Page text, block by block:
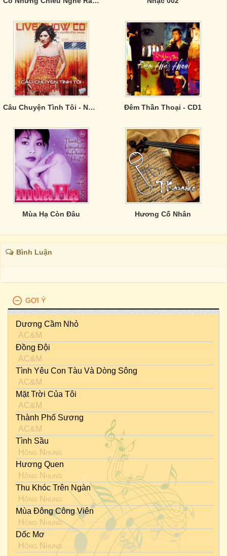
Câu Chuyện Tình Tôi - Nguyễn Hồng Nhung Đêm Thần Thoại - CD1
Mùa Hạ Còn Đâu Hương Cố Nhân
Bình Luận
GỢI Ý
Dương Cầm Nhỏ
AC&M
Đồng Đội
AC&M
Tình Yêu Con Tàu Và Dòng Sông
AC&M
Mặt Trời Của Tôi
AC&M
Thành Phố Sương
AC&M
Tình Sầu
Hồng Nhung
Hương Quen
Hồng Nhung
Thu Khóc Trên Ngàn
Hồng Nhung
Mùa Đông Công Viên
Hồng Nhung
Dốc Mơ
Hồng Nhung